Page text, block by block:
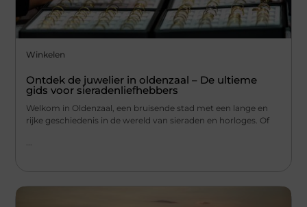
Winkelen
Ontdek de juwelier in oldenzaal – De ultieme
gids voor sieradenliefhebbers
Welkom in Oldenzaal, een bruisende stad met een lange en
rijke geschiedenis in de wereld van sieraden en horloges. Of